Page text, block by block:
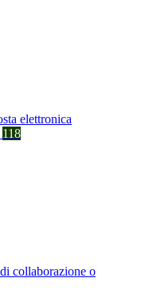
elettronica
118
collaborazione o